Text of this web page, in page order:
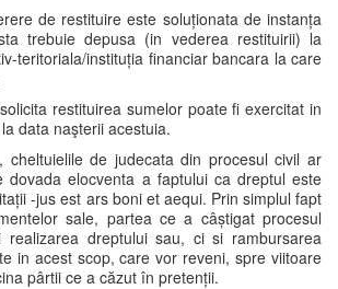
de restituire este soluționata de instanța
trebuie depusa (in vederea restituirii) la
teritoriala/instituția financiar bancara la care
restituirea sumelor poate fi exercitat in
data naşterii acestuia.
cheltuielile de judecata din procesul civil ar
dovada elocventa a faptului ca dreptul este
-jus est ars boni et aequi. Prin simplul fapt
sale, partea ce a câștigat procesul
realizarea dreptului sau, ci si rambursarea
in acest scop, care vor reveni, spre viitoare
pârtii ce a căzut în pretenții.